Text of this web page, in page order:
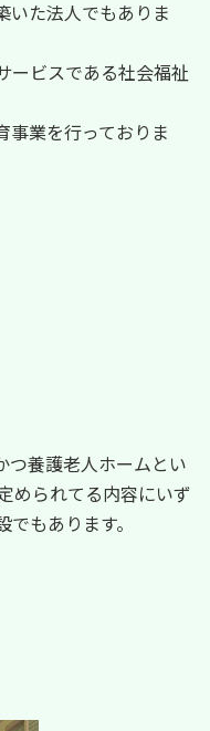
いた法人でもありま
ービスである社会福祉
事業を行っておりま
つ養護老人ホームとい
められてる内容にいず
もあります。